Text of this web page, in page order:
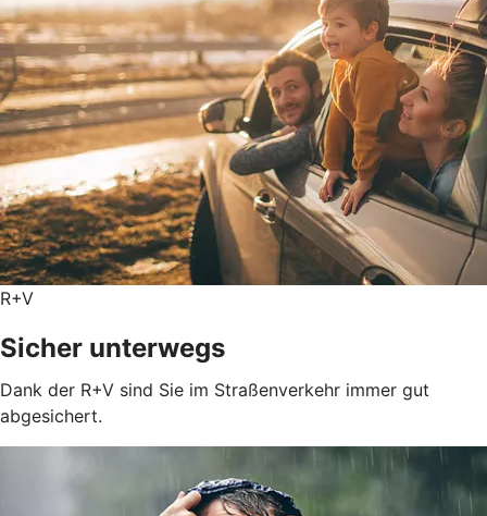
R+V
Sicher unterwegs
Dank der R+V sind Sie im Straßenverkehr immer gut
abgesichert.